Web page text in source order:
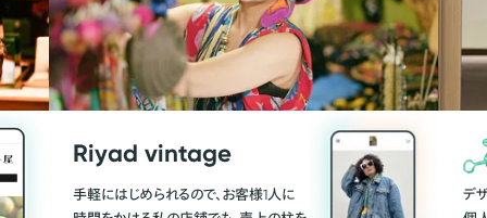
Riyad vintage
手軽にはじめられるので、お客様1人に
デ